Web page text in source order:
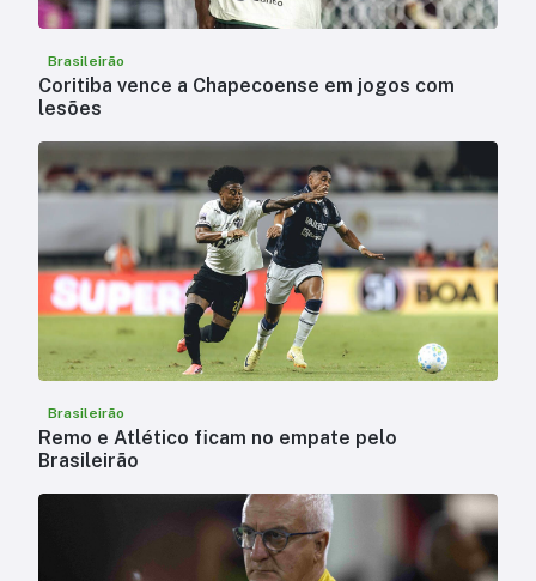
Brasileirão
Coritiba vence a Chapecoense em jogos com
lesões
Brasileirão
Remo e Atlético ficam no empate pelo
Brasileirão